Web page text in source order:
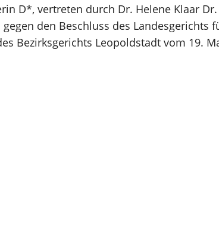
D*, vertreten durch Dr. Helene Klaar
den Beschluss des Landesgerichts
Bezirksgerichts Leopoldstadt vom 19.